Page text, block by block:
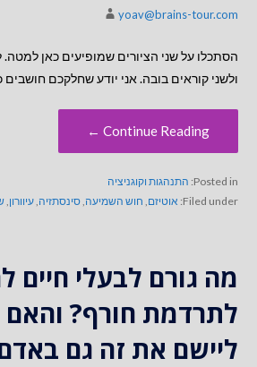
yoav@brains-tour.com
הסתכלו על שני הציורים שמופיעים כאן
ולשני קוראים בובה. אני יודע שחלקכם
Continue Reading ←
Posted in: התנהגות וקוגניציה
Filed under: אוטיזם, חוש השמיעה,סינסתזיה,עיוורון,
מה גורם לבעלי חיים
לתרדמת חורף?
ליישם את זה גם